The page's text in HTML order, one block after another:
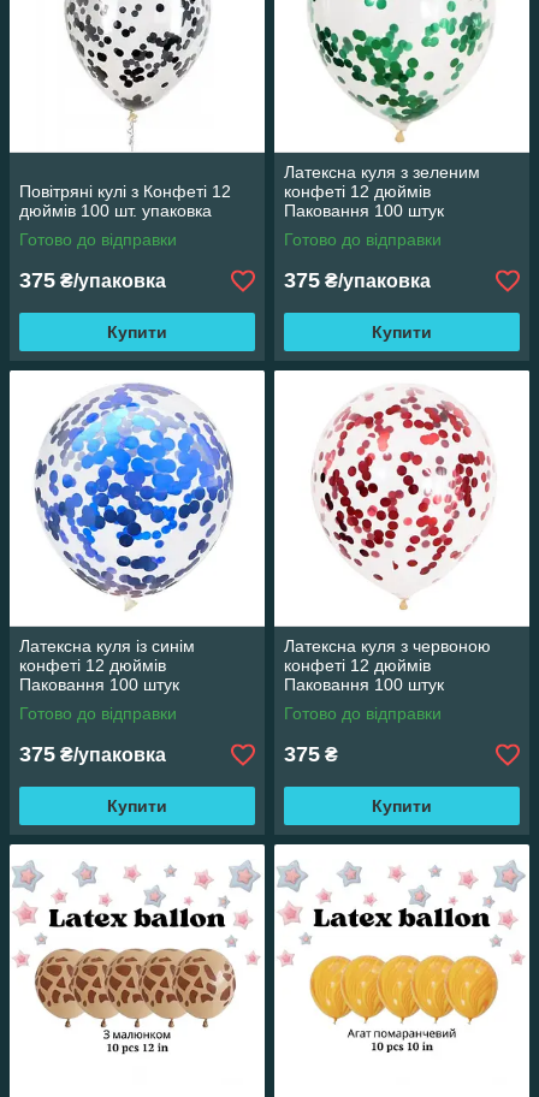
Повітряні кулі з Конфеті 12
дюймів 100 шт. упаковка
Готово до відправки
375 ₴/упаковка
Купити
Латексна куля з зеленим
конфеті 12 дюймів
Паковання 100 штук
Готово до відправки
375 ₴/упаковка
Купити
Латексна куля із синім
конфеті 12 дюймів
Паковання 100 штук
Готово до відправки
375 ₴/упаковка
Купити
Латексна куля з червоною
конфеті 12 дюймів
Паковання 100 штук
Готово до відправки
375 ₴
Купити